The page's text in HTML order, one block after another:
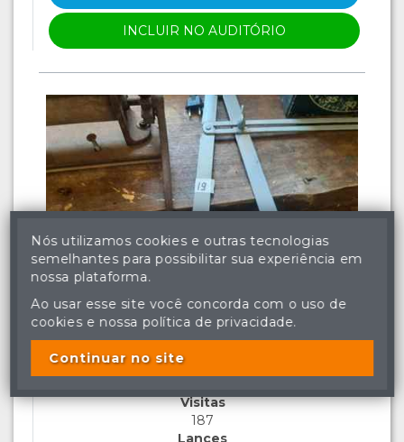
INCLUIR NO AUDITÓRIO
BENS MÓVEIS » PEÇAS DIVERSAS
Lote: 019
01 COMPASSO INDUSTRIAL
ARREMATADO
Visitas
187
Lances
Nós utilizamos cookies e outras tecnologias
semelhantes para possibilitar sua experiência em
nossa plataforma.
Ao usar esse site você concorda com o uso de
cookies e nossa política de privacidade.
Continuar no site